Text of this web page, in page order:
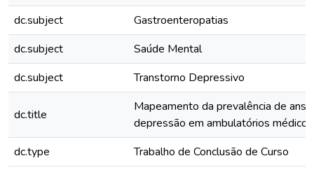
dc.subject
Gastroenteropatias
dc.subject
Saúde Mental
dc.subject
Transtorno Depressivo
dc.title
Mapeamento da prevalência de
depressão em ambulatórios médicos
dc.type
Trabalho de Conclusão de Curso